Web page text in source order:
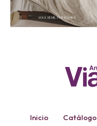
Inicio Catálogo